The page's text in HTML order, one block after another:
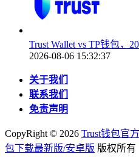
Trust Wallet vs TP钱包，
2026-08-06 15:32:37
关于我们
联系我们
免责声明
CopyRight © 2026 Trust钱包官
包下载最新版/安卓版 版权所有